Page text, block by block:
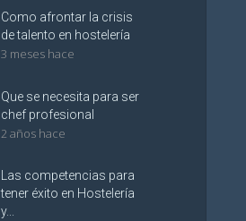
Como afrontar la crisis
de talento en hostelería
3 meses hace
Que se necesita para ser
chef profesional
2 años hace
Las competencias para
tener éxito en Hostelería
y...